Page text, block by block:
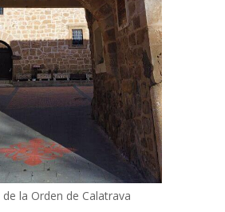
de la Orden de Calatrava